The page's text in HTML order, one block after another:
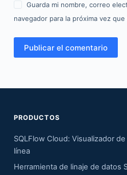
Guarda mi nombre, correo
navegador para la próxima vez
Publicar el comentario
PRODUCTOS
SQLFlow Cloud: Visualizador
línea
Herramienta de linaje de datos